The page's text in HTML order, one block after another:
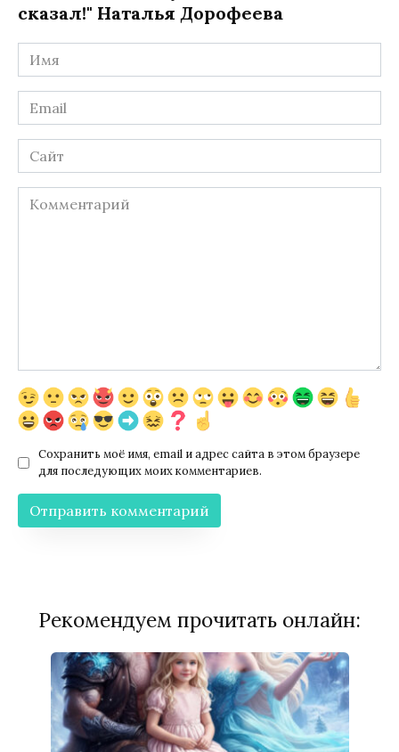
сказал!" Наталья Дорофеева
Имя
*
Email
*
Сайт
Комментарий
Сохранить моё имя, email и адрес сайта в этом браузере
для последующих моих комментариев.
Рекомендуем прочитать онлайн: